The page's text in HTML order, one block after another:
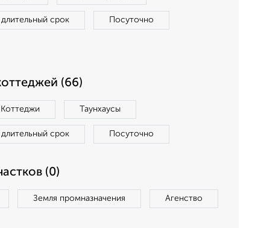
длительный срок Посуточно
(66)
Коттеджи Таунхаусы
длительный срок Посуточно
(0)
Земля промназначения Агенство